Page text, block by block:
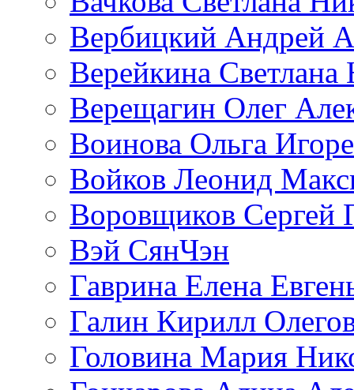
Вербицкий Андрей
Верейкина Светлана
Верещагин Олег
Воинова Ольга
Войков Леонид
Воровщиков Сергей
Вэй СянЧэн
Гаврина Елена
Галин Кирилл
Головина Мария